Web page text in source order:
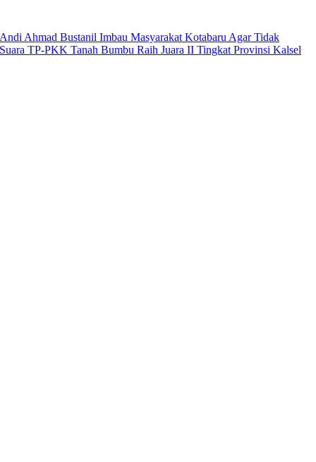
Ahmad Bustanil Imbau Masyarakat Kotabaru Agar Tidak
TP-PKK Tanah Bumbu Raih Juara II Tingkat Provinsi Kalsel